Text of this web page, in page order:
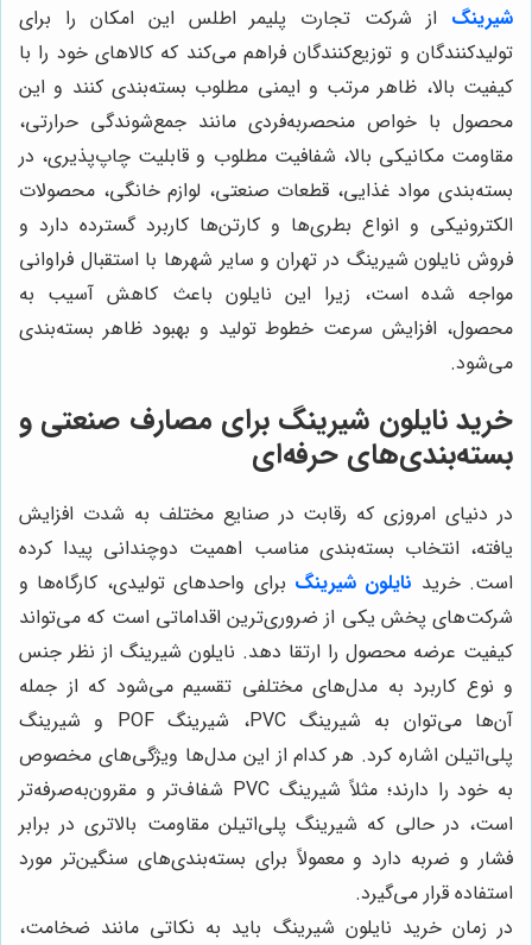
شیرینگ از شرکت تجارت پلیمر اطلس این امکان را برای
تولیدکنندگان و توزیع‌کنندگان فراهم می‌کند که کالاهای خود را با
کیفیت بالا، ظاهر مرتب و ایمنی مطلوب بسته‌بندی کنند و این
محصول با خواص منحصربه‌فردی مانند جمع‌شوندگی حرارتی،
مقاومت مکانیکی بالا، شفافیت مطلوب و قابلیت چاپ‌پذیری، در
بسته‌بندی مواد غذایی، قطعات صنعتی، لوازم خانگی، محصولات
الکترونیکی و انواع بطری‌ها و کارتن‌ها کاربرد گسترده دارد و
فروش نایلون شیرینگ در تهران و سایر شهرها با استقبال فراوانی
مواجه شده است، زیرا این نایلون باعث کاهش آسیب به
محصول، افزایش سرعت خطوط تولید و بهبود ظاهر بسته‌بندی
می‌شود.
خرید نایلون شیرینگ برای مصارف صنعتی و
بسته‌بندی‌های حرفه‌ای
در دنیای امروزی که رقابت در صنایع مختلف به شدت افزایش
یافته، انتخاب بسته‌بندی مناسب اهمیت دوچندانی پیدا کرده
است. خرید نایلون شیرینگ برای واحدهای تولیدی، کارگاه‌ها و
شرکت‌های پخش یکی از ضروری‌ترین اقداماتی است که می‌تواند
کیفیت عرضه محصول را ارتقا دهد. نایلون شیرینگ از نظر جنس
و نوع کاربرد به مدل‌های مختلفی تقسیم می‌شود که از جمله
آن‌ها می‌توان به شیرینگ PVC، شیرینگ POF و شیرینگ
پلی‌اتیلن اشاره کرد. هر کدام از این مدل‌ها ویژگی‌های مخصوص
به خود را دارند؛ مثلاً شیرینگ PVC شفاف‌تر و مقرون‌به‌صرفه‌تر
است، در حالی که شیرینگ پلی‌اتیلن مقاومت بالاتری در برابر
فشار و ضربه دارد و معمولاً برای بسته‌بندی‌های سنگین‌تر مورد
استفاده قرار می‌گیرد.
در زمان خرید نایلون شیرینگ باید به نکاتی مانند ضخامت،